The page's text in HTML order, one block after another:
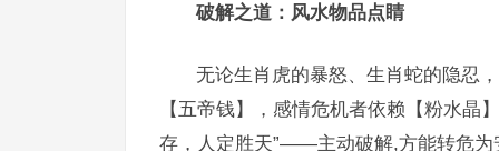
破解之道：风水物品点睛
无论生肖虎的暴怒、生肖蛇的隐忍
【五帝钱】，感情危机者依赖【粉水晶
存，人定胜天”——主动破解,方能转危为